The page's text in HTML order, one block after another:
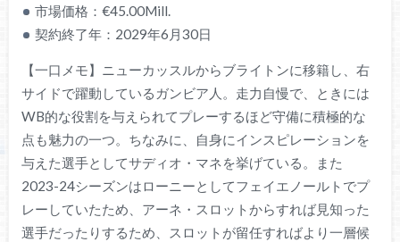
市場価格：€45.00Mill.
契約終了年：2029年6月30日
【一口メモ】ニューカッスルからブライトンに移籍し、右
サイドで躍動しているガンビア人。走力自慢で、ときには
WB的な役割を与えられてプレーするほど守備に積極的な
点も魅力の一つ。ちなみに、自身にインスピレーションを
与えた選手としてサディオ・マネを挙げている。また
2023-24シーズンはローニーとしてフェイエノールトでプ
レーしていたため、アーネ・スロットからすれば見知った
選手だったりするため、スロットが留任すればより一層候